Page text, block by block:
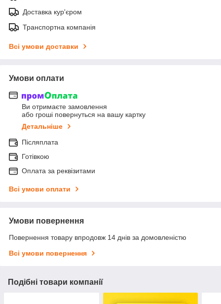
Доставка кур'єром
Транспортна компанія
Всі умови доставки
Умови оплати
Ви отримаєте замовлення
або гроші повернуться на вашу картку
Детальніше
Післяплата
Готівкою
Оплата за реквізитами
Всі умови оплати
Умови повернення
Повернення товару впродовж 14 днів за домовленістю
Всі умови повернення
Подібні товари компанії